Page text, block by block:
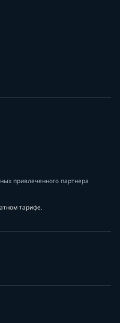
привлеченного партнера
тарифе.